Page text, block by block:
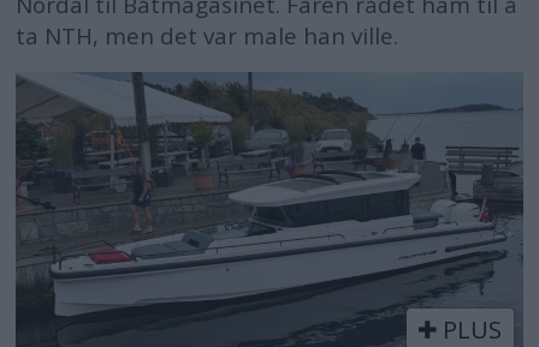
ta NTH, men det var male han ville.
PLUS